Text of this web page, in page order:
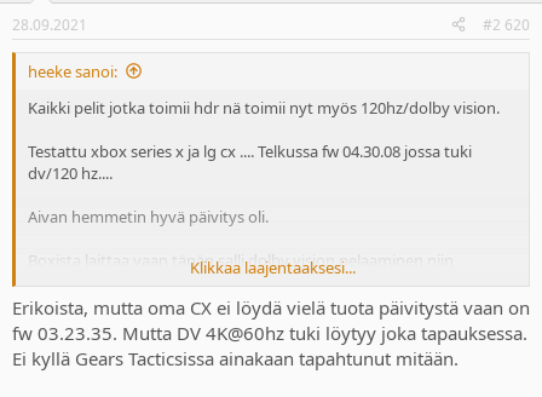
s
:
28.09.2021 #2 620
heeke sanoi:
Kaikki pelit jotka toimii hdr nä toimii nyt myös 120hz/dolby vision.
Testattu xbox series x ja lg cx .... Telkussa fw 04.30.08 jossa tuki
dv/120 hz....
Aivan hemmetin hyvä päivitys oli.
Boxista laittaa vaan täpän salli dolby vision pelaaminen niin
defaulttina kaikki pelit lähtee päälle dolby visionina.
Otat täpän veke niin toimii taas hdr nä.
Klikkaa laajentaaksesi...
Erikoista, mutta oma CX ei löydä vielä tuota päivitystä vaan on
fw 03.23.35. Mutta DV 4K@60hz tuki löytyy joka tapauksessa.
Ei kyllä Gears Tacticsissa ainakaan tapahtunut mitään.